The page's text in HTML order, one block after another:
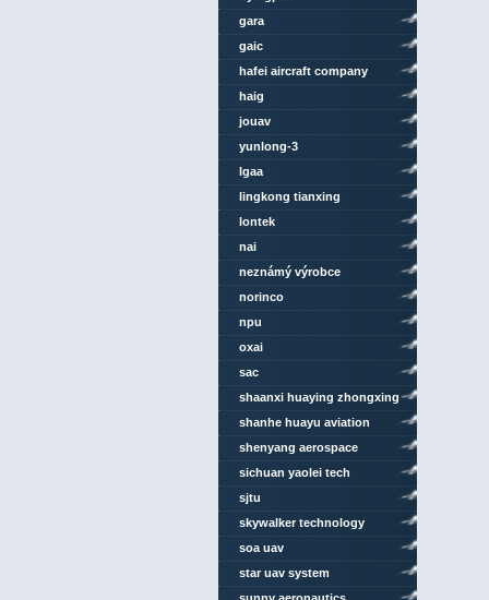
gara
gaic
hafei aircraft company
haig
jouav
yunlong-3
lgaa
lingkong tianxing
technology
lontek
nai
neznámý výrobce
norinco
npu
oxai
sac
shaanxi huaying zhongxing
aviation technology
shanhe huayu aviation
shenyang aerospace
university
sichuan yaolei tech
sjtu
skywalker technology
soa uav
star uav system